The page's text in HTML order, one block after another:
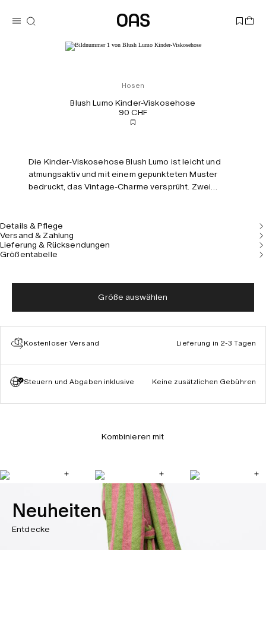
Hosen
Blush Lumo Kinder-Viskosehose
90 CHF
Die Kinder-Viskosehose Blush Lumo ist leicht und
atmungsaktiv und mit einem gepunkteten Muster
bedruckt, das Vintage-Charme versprüht. Zwei
Tragekomfort.
Details & Pflege
Versand & Zahlung
Lieferung & Rücksendungen
Größentabelle
Größe auswählen
Kostenloser Versand Lieferung in 2-3 Tagen
Steuern und Abgaben inklusive Keine zusätzlichen Gebühren
Kombinieren mit
Neuheiten
Entdecke